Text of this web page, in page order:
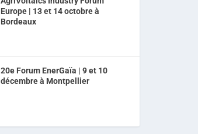
Europe | 13 et 14 octobre à
Bordeaux
20e Forum EnerGaïa | 9 et 10
décembre à Montpellier